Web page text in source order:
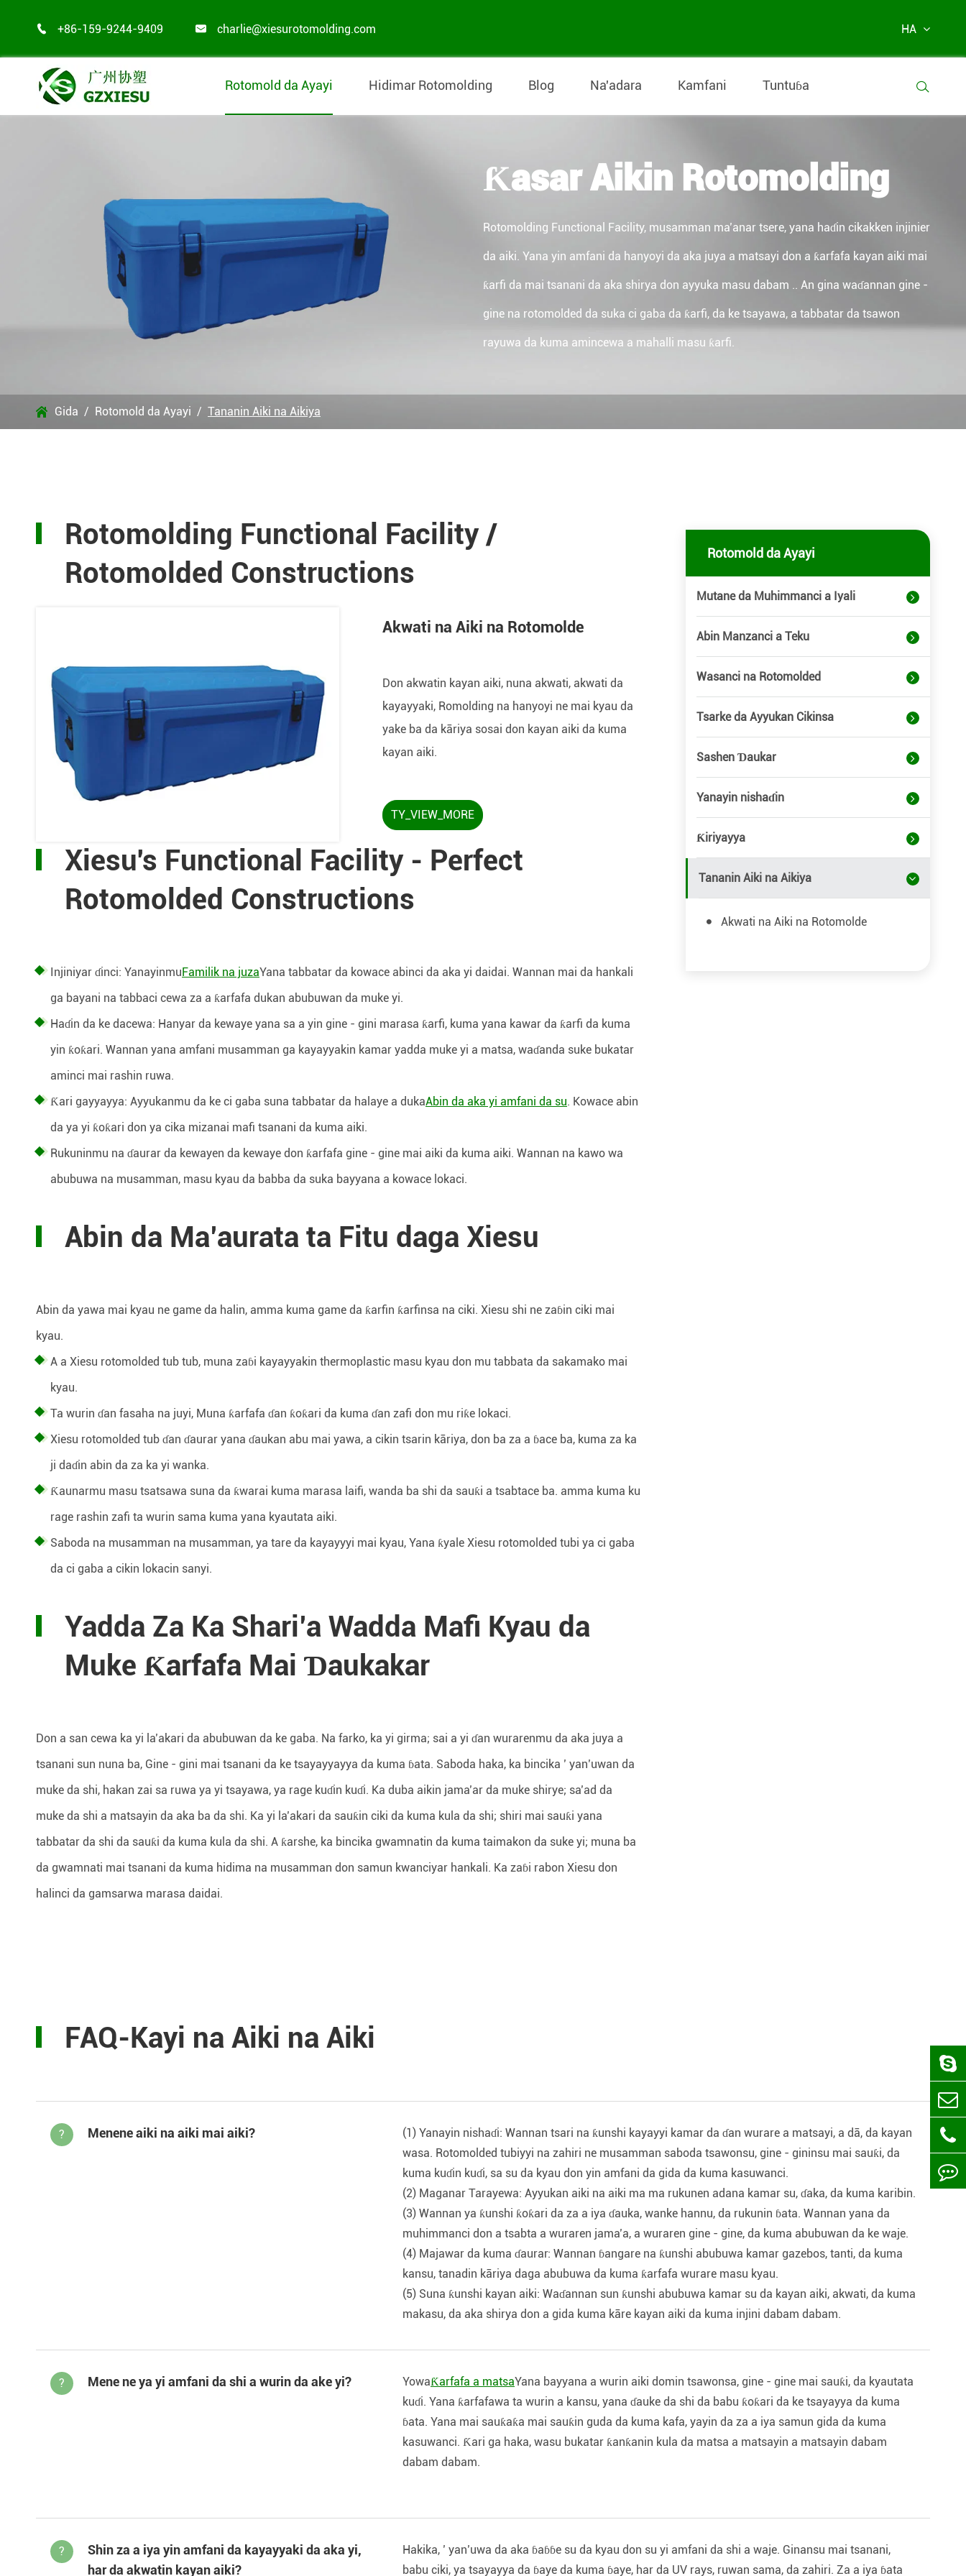
 +86-159-9244-9409  charlie@xiesurotomolding.com HA
Rotomold da Ayayi Hidimar Rotomolding Blog Na'adara Kamfani Tuntuɓa 
Ƙasar Aikin Rotomolding
Rotomolding Functional Facility, musamman ma’anar tsere, yana haɗin cikakken injinier
da aiki. Yana yin amfani da hanyoyi da aka juya a matsayi don a ƙarfafa kayan aiki mai
ƙarfi da mai tsanani da aka shirya don ayyuka masu dabam .. An gina waɗannan gine -
gine na rotomolded da suka ci gaba da ƙarfi, da ke tsayawa, a tabbatar da tsawon
rayuwa da kuma amincewa a mahalli masu ƙarfi.
 Gida Rotomold da Ayayi Tananin Aiki na Aikiya
Rotomolding Functional Facility /
Rotomolded Constructions
Akwati na Aiki na Rotomolde
Don akwatin kayan aiki, nuna akwati, akwati da
kayayyaki, Romolding na hanyoyi ne mai kyau da
yake ba da kāriya sosai don kayan aiki da kuma
kayan aiki.
TY_VIEW_MORE
Xiesu's Functional Facility - Perfect
Rotomolded Constructions
Injiniyar ɗinci: YanayinmuFamilik na juzaYana tabbatar da kowace abinci da aka yi daidai. Wannan mai da hankali
ga bayani na tabbaci cewa za a ƙarfafa dukan abubuwan da muke yi.
Haɗin da ke dacewa: Hanyar da kewaye yana sa a yin gine - gini marasa ƙarfi, kuma yana kawar da ƙarfi da kuma
yin ƙoƙari. Wannan yana amfani musamman ga kayayyakin kamar yadda muke yi a matsa, waɗanda suke bukatar
aminci mai rashin ruwa.
Ƙari gayyayya: Ayyukanmu da ke ci gaba suna tabbatar da halaye a dukaAbin da aka yi amfani da su. Kowace abin
da ya yi ƙoƙari don ya cika mizanai mafi tsanani da kuma aiki.
Rukuninmu na ɗaurar da kewayen da kewaye don ƙarfafa gine - gine mai aiki da kuma aiki. Wannan na kawo wa
abubuwa na musamman, masu kyau da babba da suka bayyana a kowace lokaci.
Abin da Ma’aurata ta Fitu daga Xiesu
Abin da yawa mai kyau ne game da halin, amma kuma game da ƙarfin ƙarfinsa na ciki. Xiesu shi ne zaɓin ciki mai
kyau.
A a Xiesu rotomolded tub tub, muna zaɓi kayayyakin thermoplastic masu kyau don mu tabbata da sakamako mai
kyau.
Ta wurin ɗan fasaha na juyi, Muna ƙarfafa ɗan ƙoƙari da kuma ɗan zafi don mu riƙe lokaci.
Xiesu rotomolded tub ɗan ɗaurar yana ɗaukan abu mai yawa, a cikin tsarin kāriya, don ba za a ɓace ba, kuma za ka
ji daɗin abin da za ka yi wanka.
Ƙaunarmu masu tsatsawa suna da ƙwarai kuma marasa laifi, wanda ba shi da sauƙi a tsabtace ba. amma kuma ku
rage rashin zafi ta wurin sama kuma yana kyautata aiki.
Saboda na musamman na musamman, ya tare da kayayyyi mai kyau, Yana ƙyale Xiesu rotomolded tubi ya ci gaba
da ci gaba a cikin lokacin sanyi.
Yadda Za Ka Shari’a Wadda Mafi Kyau da
Muke Ƙarfafa Mai Ɗaukakar
Don a san cewa ka yi la’akari da abubuwan da ke gaba. Na farko, ka yi girma; sai a yi ɗan wurarenmu da aka juya a
tsanani sun nuna ba, Gine - gini mai tsanani da ke tsayayyayya da kuma ɓata. Saboda haka, ka bincika ’ yan’uwan da
muke da shi, hakan zai sa ruwa ya yi tsayawa, ya rage kuɗin kuɗi. Ka duba aikin jama’ar da muke shirye; sa’ad da
muke da shi a matsayin da aka ba da shi. Ka yi la’akari da sauƙin ciki da kuma kula da shi; shiri mai sauƙi yana
tabbatar da shi da sauƙi da kuma kula da shi. A ƙarshe, ka bincika gwamnatin da kuma taimakon da suke yi; muna ba
da gwamnati mai tsanani da kuma hidima na musamman don samun kwanciyar hankali. Ka zaɓi rabon Xiesu don
halinci da gamsarwa marasa daidai.
Rotomold da Ayayi
Mutane da Muhimmanci a Iyali
Abin Manzanci a Teku
Wasanci na Rotomolded
Tsarke da Ayyukan Cikinsa
Sashen Ɗaukar
Yanayin nishaɗin
Ƙiriyayya
Tananin Aiki na Aikiya
Akwati na Aiki na Rotomolde
FAQ-Kayi na Aiki na Aiki
? Menene aiki na aiki mai aiki?
(1) Yanayin nishaɗi: Wannan tsari na ƙunshi kayayyi kamar da ɗan wurare a matsayi, a dā, da kayan
wasa. Rotomolded tubiyyi na zahiri ne musamman saboda tsawonsu, gine - gininsu mai sauƙi, da
kuma kuɗin kuɗi, sa su da kyau don yin amfani da gida da kuma kasuwanci.
(2) Maganar Tarayewa: Ayyukan aiki na aiki ma ma rukunen adana kamar su, ɗaka, da kuma karibin.
(3) Wannan ya ƙunshi ƙoƙari da za a iya ɗauka, wanke hannu, da rukunin ɓata. Wannan yana da
muhimmanci don a tsabta a wuraren jama’a, a wuraren gine - gine, da kuma abubuwan da ke waje.
(4) Majawar da kuma ɗaurar: Wannan ɓangare na ƙunshi abubuwa kamar gazebos, tanti, da kuma
kansu, tanadin kāriya daga abubuwa da kuma ƙarfafa wurare masu kyau.
(5) Suna ƙunshi kayan aiki: Waɗannan sun ƙunshi abubuwa kamar su da kayan aiki, akwati, da kuma
makasu, da aka shirya don a gida kuma kāre kayan aiki da kuma injini dabam dabam.
? Mene ne ya yi amfani da shi a wurin da ake yi? YowaƘarfafa a matsaYana bayyana a wurin aiki domin tsawonsa, gine - gine mai sauƙi, da kyautata
kuɗi. Yana ƙarfafawa ta wurin a kansu, yana ɗauke da shi da babu ƙoƙari da ke tsayayya da kuma
ɓata. Yana mai sauƙaƙa mai sauƙin guda da kuma kafa, yayin da za a iya samun gida da kuma
kasuwanci. Ƙari ga haka, wasu bukatar ƙanƙanin kula da matsa a matsayin a matsayin dabam
dabam dabam.
?
Shin za a iya yin amfani da kayayyaki da aka yi,
har da akwatin kayan aiki?
Hakika, ’ yan’uwa da aka ɓaɓɓe su da kyau don su yi amfani da shi a waje. Ginansu mai tsanani,
babu ciki, ya tsayayya da ɓaye da kuma ɓaye, har da UV rays, ruwan sama, da zahiri. Za a iya ɓata